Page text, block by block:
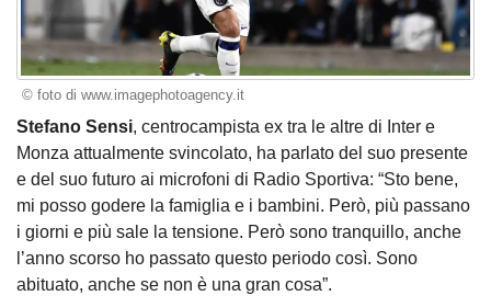
© foto di www.imagephotoagency.it
Stefano Sensi, centrocampista ex tra le altre di Inter e
Monza attualmente svincolato, ha parlato del suo presente
e del suo futuro ai microfoni di Radio Sportiva: “Sto bene,
mi posso godere la famiglia e i bambini. Però, più passano
i giorni e più sale la tensione. Però sono tranquillo, anche
l’anno scorso ho passato questo periodo così. Sono
abituato, anche se non è una gran cosa”.